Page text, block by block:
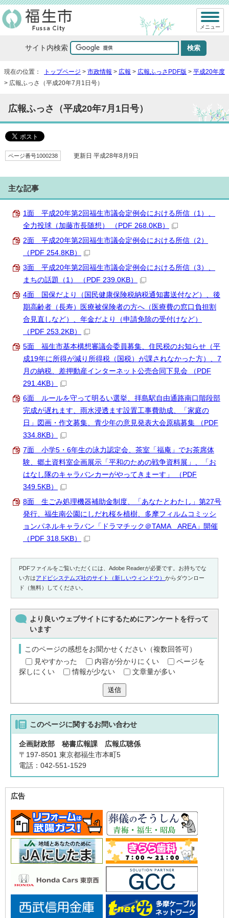
サイト内検索
メニュー
現在の位置： トップページ > 市政情報 > 広報 > 広報ふっさPDF版 > 平成20年度
> 広報ふっさ（平成20年7月1日号）
広報ふっさ（平成20年7月1日号）
ページ番号1000238 更新日 平成28年8月9日
主な記事
1面 平成20年第2回福生市議会定例会における所信（1）、
全力投球（加藤市長随想） （PDF 268.0KB）
2面 平成20年第2回福生市議会定例会における所信（2）
（PDF 254.8KB）
3面 平成20年第2回福生市議会定例会における所信（3）、
まちの話題（1） （PDF 239.0KB）
4面 国保だより（国民健康保険税納税通知書送付など）、後
期高齢者（長寿）医療被保険者の方へ（医療費の窓口負担割
合見直しなど）、年金だより（申請免除の受付けなど）
（PDF 253.2KB）
5面 福生市基本構想審議会委員募集、住民税のお知らせ（平
成19年に所得が減り所得税（国税）が課されなかった方）、7
月の納税、差押動産インターネット公売合同下見会 （PDF
291.4KB）
6面 ルールを守って明るい選挙、拝島駅自由通路南口階段部
完成が遅れます、雨水浸透ます設置工事費助成、「家庭の
日」図画・作文募集、青少年の意見発表大会原稿募集 （PDF
334.8KB）
7面 小学5・6年生の泳力認定会、茶室「福庵」でお茶席体
験、郷土資料室企画展示「平和のための戦争資料展」、「お
はなし隊のキャラバンカーがやってきまーす」 （PDF
349.5KB）
8面 生ごみ処理機器補助金制度、「あなたとわたし」第27号
発行、福生南公園にしだれ桜を植樹、多摩フィルムコミッシ
ョンパネルキャラバン「ドラマチック＠TAMA AREA」開催
（PDF 318.5KB）
PDFファイルをご覧いただくには、Adobe Readerが必要です。お持ちでな
い方はアドビシステムズ社のサイト（新しいウィンドウ）からダウンロー
ド（無料）してください。
より良いウェブサイトにするためにアンケートを行って
います
このページの感想をお聞かせください（複数回答可）
見やすかった
内容が分かりにくい
ページを
探しにくい
情報が少ない 文章量が多い
送信
このページに関するお問い合わせ
企画財政部 秘書広報課 広報広聴係
〒197-8501 東京都福生市本町5
電話：042-551-1529
広告